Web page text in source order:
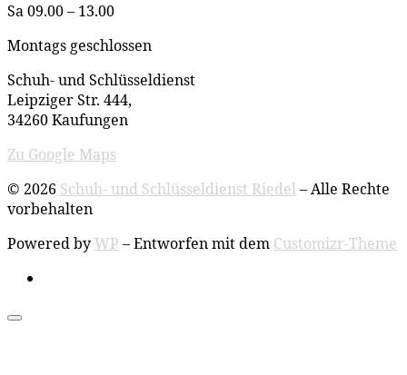
Sa 09.00 – 13.00
Montags geschlossen
Schuh- und Schlüsseldienst
Leipziger Str. 444,
34260 Kaufungen
Zu Google Maps
© 2026 Schuh- und Schlüsseldienst Riedel– Alle Rechte
vorbehalten
Powered byWP – Entworfen mit dem Customizr-Theme